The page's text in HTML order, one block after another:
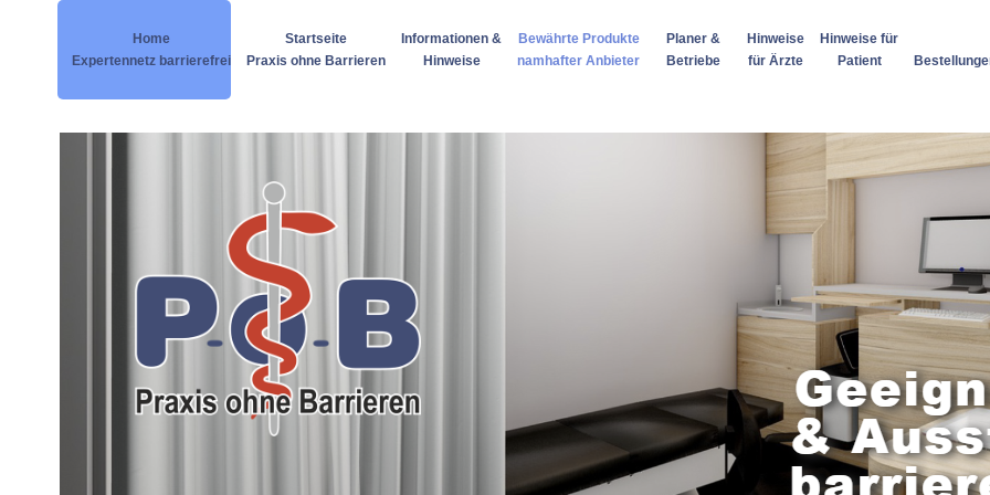
Home
Expertennetz barrierefrei
Startseite
Praxis ohne Barrieren
Informationen &
Hinweise
Bewährte Produkte
namhafter Anbieter
Planer &
Betriebe
Hinweise
für Ärzte
Hinweise für
Patient